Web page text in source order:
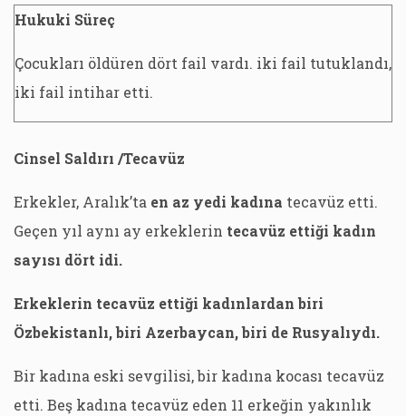
Hukuki Süreç
Çocukları öldüren dört fail vardı. iki fail tutuklandı,
iki fail intihar etti.
Cinsel Saldırı /Tecavüz
Erkekler, Aralık’ta en az yedi kadına tecavüz etti.
Geçen yıl aynı ay erkeklerin tecavüz ettiği kadın
sayısı dört idi.
Erkeklerin tecavüz ettiği kadınlardan biri
Özbekistanlı, biri Azerbaycan, biri de Rusyalıydı.
Bir kadına eski sevgilisi, bir kadına kocası tecavüz
etti. Beş kadına tecavüz eden 11 erkeğin yakınlık